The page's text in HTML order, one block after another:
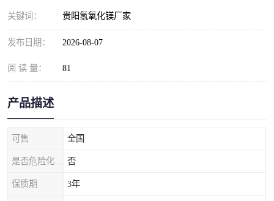
关键词： 贵阳氢氧化镁厂家
发布日期： 2026-08-07
阅 读 量： 81
产品描述
可售 全国
否
保质期 3年